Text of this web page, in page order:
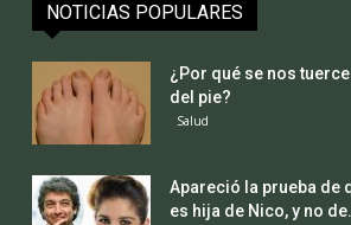
NOTICIAS POPULARES
¿Por qué se nos
del pie?
Salud
Apareció la prueba de
es hija de Nico, y no